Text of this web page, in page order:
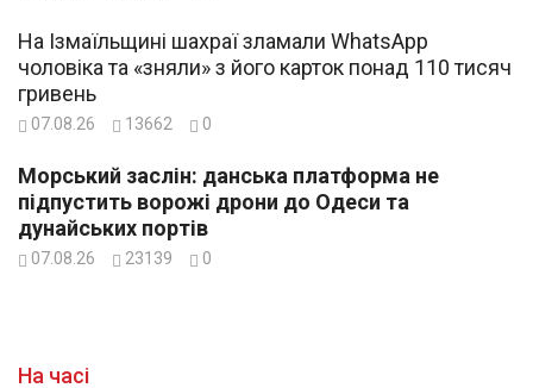
На Ізмаїльщині шахраї зламали WhatsApp
чоловіка та «зняли» з його карток понад 110 тисяч
гривень
07.08.26 13662 0
Морський заслін: данська платформа не
підпустить ворожі дрони до Одеси та
дунайських портів
07.08.26 23139 0
На часі